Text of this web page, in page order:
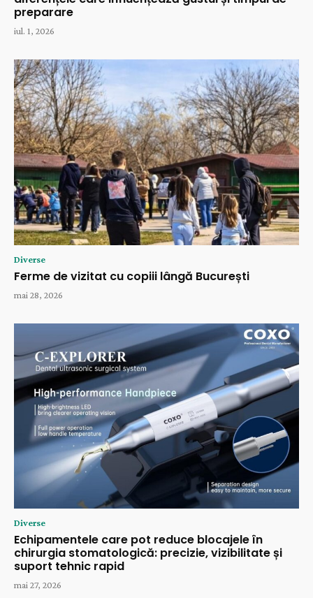
preparare
iul. 1, 2026
Diverse
Ferme de vizitat cu copiii lângă București
mai 28, 2026
Diverse
Echipamentele care pot reduce blocajele în
chirurgia stomatologică: precizie, vizibilitate și
suport tehnic rapid
mai 27, 2026